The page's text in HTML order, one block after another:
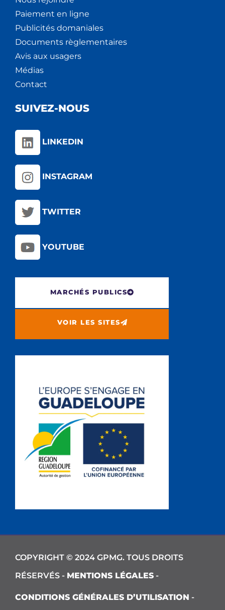
Paiement en ligne
Publicités domaniales
Documents règlementaires
Avis aux usagers
Médias
Contact
SUIVEZ-NOUS
LINKEDIN
INSTAGRAM
TWITTER
YOUTUBE
MARCHÉS PUBLICS
VOIR LES SITES
COPYRIGHT © 2024 GPMG. TOUS DROITS
RÉSERVÉS - MENTIONS LÉGALES -
CONDITIONS GÉNÉRALES D’UTILISATION -